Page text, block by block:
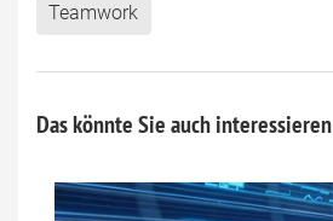
Teamwork
Das könnte Sie auch interessieren